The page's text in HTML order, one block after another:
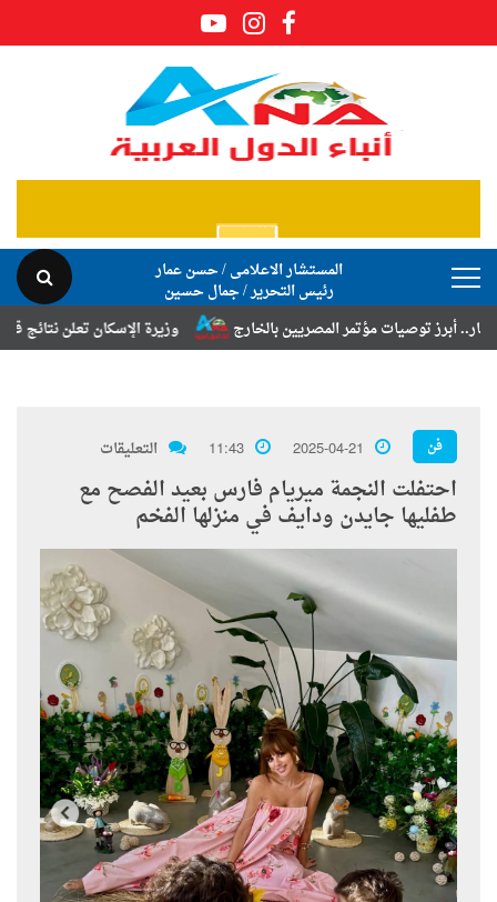
المستشار الاعلامى / حسن عمار
رئيس التحرير / جمال حسين
وزيرة الإسكان تعلن نتائج قرعة
توصيات مؤتمر المصريين بالخارج
فن 2025-04-21
11:43 التعليقات
احتفلت النجمة ميريام فارس بعيد الفصح مع
طفليها جايدن ودايف في منزلها الفخم